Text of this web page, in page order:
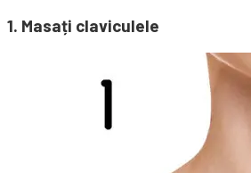
1. Masați claviculele